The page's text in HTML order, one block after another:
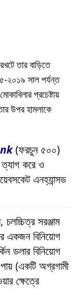
তার বাড়িতে
২০১৯ সাল পর্যন্ত
প্রচেষ্টায়
উপর হামলাকে
(ফরচুন ৫০০)
করে ও
এনহ্যান্সড
সরঞ্জাম
একজন বিনিয়োগ
ডলার বিনিয়োগ
(একটি অগ্রগামী
ক্ষেত্রে